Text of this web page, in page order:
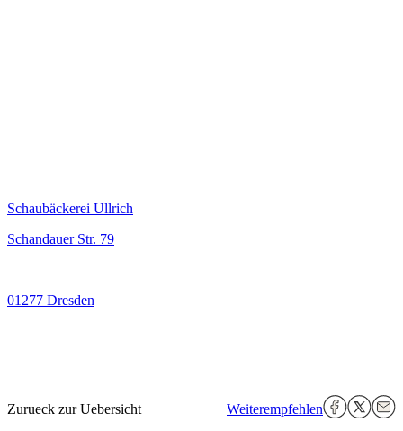
Schaubäckerei Ullrich
Schandauer Str. 79
01277 Dresden
Zurueck zur Uebersicht Weiterempfehlen